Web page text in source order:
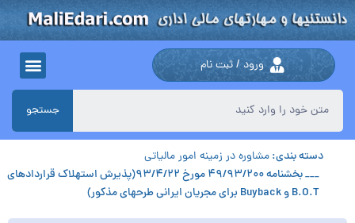
ورود / ثبت نام
جستجو
دسته بندی:مشاوره در زمینه امور مالیاتی
___ بخشنامه ۴۹/۹۳/۲۰۰ مورخ ۹۳/۴/۲۲(پذیرش استهلاک قراردادهای
B.O.T و Buyback برای مجریان ایرانی طرحهای مذکور)